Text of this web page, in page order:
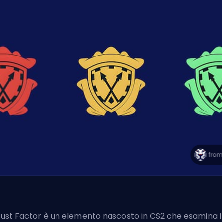
Factor è un elemento nascosto in CS2 che esamina